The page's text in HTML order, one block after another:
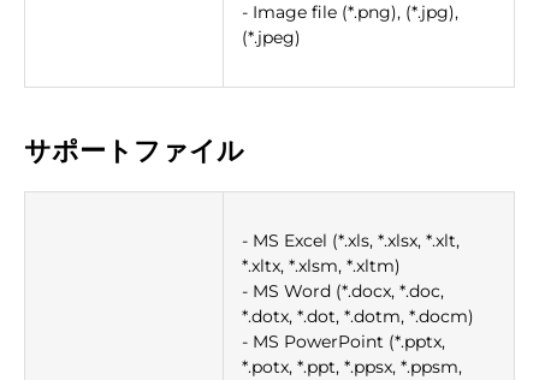
- Image file (*.png), (*.jpg),
(*.jpeg)
サポートファイル
- MS Excel (*.xls, *.xlsx, *.xlt,
*.xltx, *.xlsm, *.xltm)
- MS Word (*.docx, *.doc,
*.dotx, *.dot, *.dotm, *.docm)
- MS PowerPoint (*.pptx,
*.potx, *.ppt, *.ppsx, *.ppsm,